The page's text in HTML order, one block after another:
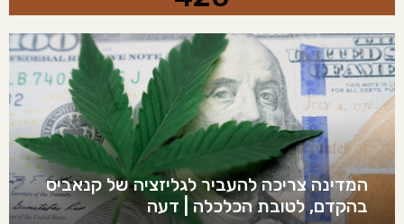
המדינה צריכה להעביר לגליזציה של קנאביס
בהקדם, לטובת הכלכלה | דעה